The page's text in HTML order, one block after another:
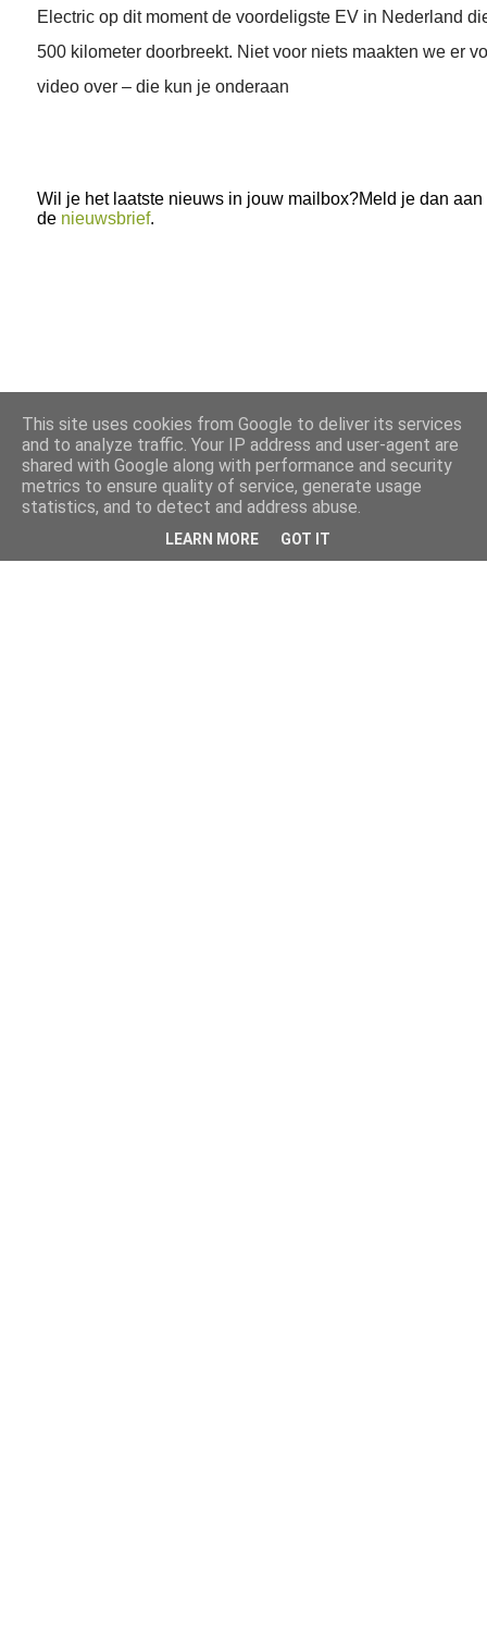
Electric op dit moment de voordeligste EV in Nederland
500 kilometer doorbreekt. Niet voor niets maakten we er
video over – die kun je onderaan
Wil je het laatste nieuws in jouw mailbox?Meld je dan aan
de nieuwsbrief.
This site uses cookies from Google to deliver its services
and to analyze traffic. Your IP address and user-agent are
shared with Google along with performance and security
metrics to ensure quality of service, generate usage
statistics, and to detect and address abuse.
LEARN MORE GOT IT